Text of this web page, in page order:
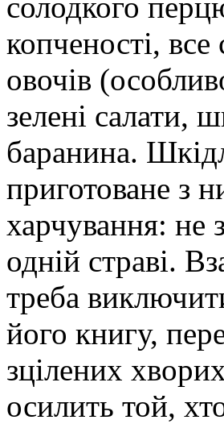
копченості,
овочів
зелені салати,
баранина.
приготоване з
харчування: не
одній страві.
треба
його книгу,
зцілених
осилить той,